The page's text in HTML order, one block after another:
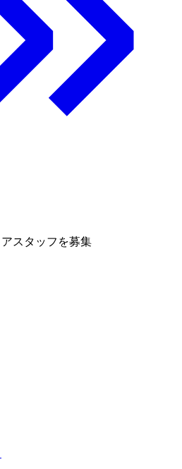
アスタッフを募集